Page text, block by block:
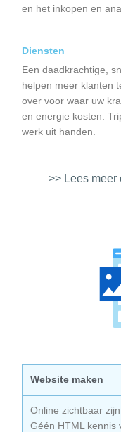
en het inkopen en
Diensten
Een daadkrachtige,
helpen meer klanten
over voor waar uw
en energie kosten.
werk uit handen.
>> Lees meer
Website maken
Online zichtbaar
Géén HTML